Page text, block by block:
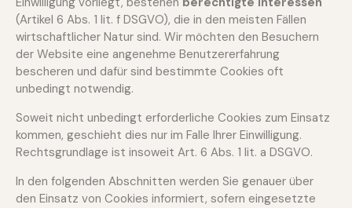
(Artikel 6 Abs. 1 lit. f DSGVO), die in den meisten Fällen
wirtschaftlicher Natur sind. Wir möchten den Besuchern
der Website eine angenehme Benutzererfahrung
bescheren und dafür sind bestimmte Cookies oft
unbedingt notwendig.
Soweit nicht unbedingt erforderliche Cookies zum Einsatz
kommen, geschieht dies nur im Falle Ihrer Einwilligung.
Rechtsgrundlage ist insoweit Art. 6 Abs. 1 lit. a DSGVO.
In den folgenden Abschnitten werden Sie genauer über
den Einsatz von Cookies informiert, sofern eingesetzte